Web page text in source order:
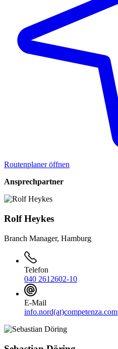
Routenplaner öffnen
Ansprechpartner
Rolf Heykes
Branch Manager, Hamburg
Telefon
040 2612602-10
E-Mail
info.nord(at)competenza.com